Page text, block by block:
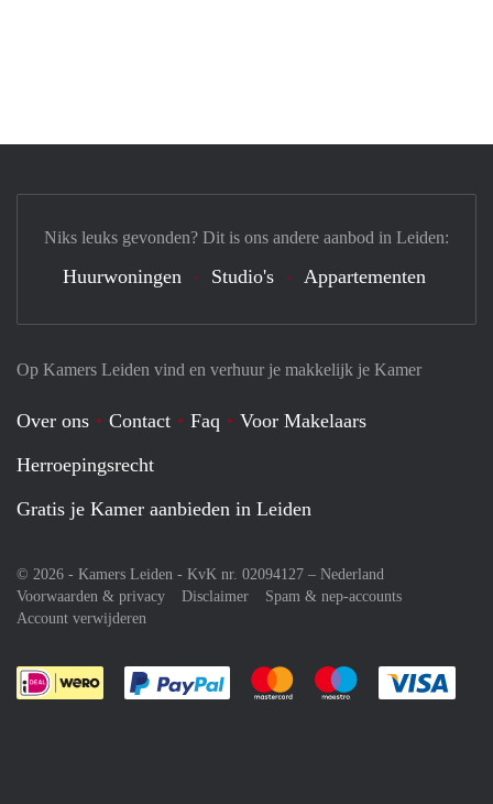
Op Kamers Leiden vind en verhuur je makkelijk je Kamer
Over ons Contact Faq
Voor Makelaars
Herroepingsrecht
Gratis je Kamer aanbieden in Leiden
© 2026 - Kamers Leiden - KvK nr. 02094127 – Nederland
Voorwaarden & privacy
Disclaimer
Spam & nep-accounts
Account verwijderen
Je rekent gemakkelijk af met Paypal
Je rekent gemakkelijk af met
Je rekent
Niks leuks gevonden? Dit is ons andere aanbod in Leiden:
Huurwoningen Studio's Appartementen